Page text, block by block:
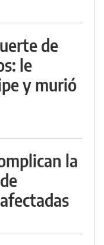
de
le
y murió
la